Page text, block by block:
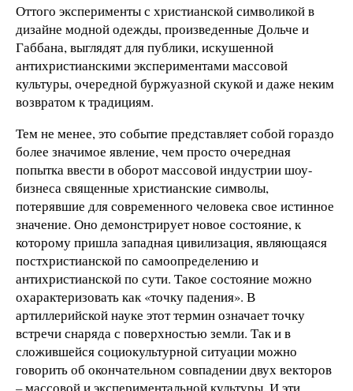
Оттого эксперименты с христианской символикой в
дизайне модной одежды, произведенные Дольче и
Габбана, выглядят для публики, искушенной
антихристианскими экспериментами массовой
культуры, очередной буржуазной скукой и даже неким
возвратом к традициям.
Тем не менее, это событие представляет собой гораздо
более значимое явление, чем просто очередная
попытка ввести в оборот массовой индустрии шоу-
бизнеса священные христианские символы,
потерявшие для современного человека свое истинное
значение. Оно демонстрирует новое состояние, к
которому пришла западная цивилизация, являющаяся
постхристианской по самоопределению и
антихристианской по сути. Такое состояние можно
охарактеризовать как «точку падения». В
артиллерийской науке этот термин означает точку
встречи снаряда с поверхностью земли. Так и в
сложившейся социокультурной ситуации можно
говорить об окончательном совпадении двух векторов
– массовой и экспериментальной культуры. И эти